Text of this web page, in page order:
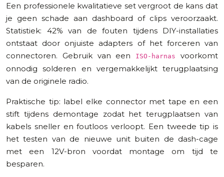
Een professionele kwalitatieve set vergroot de kans dat
je geen schade aan dashboard of clips veroorzaakt.
Statistiek: 42% van de fouten tijdens DIY-installaties
ontstaat door onjuiste adapters of het forceren van
connectoren. Gebruik van een
ISO-harnas
voorkomt
onnodig solderen en vergemakkelijkt terugplaatsing
van de originele radio.
Praktische tip: label elke connector met tape en een
stift tijdens demontage zodat het terugplaatsen van
kabels sneller en foutloos verloopt. Een tweede tip is
het testen van de nieuwe unit buiten de dash-cage
met een 12V-bron voordat montage om tijd te
besparen.